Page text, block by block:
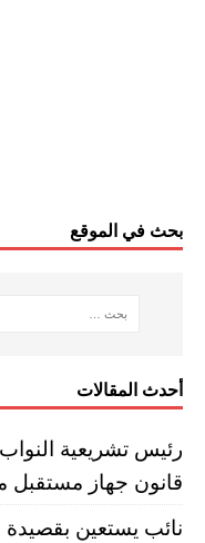
بحث في الموقع
أحدث المقالات
رئيس تشريعية
قانون جهاز مستقبل
نائب يستعين